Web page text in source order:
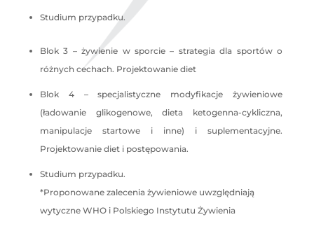
Studium przypadku.
Blok 3 – żywienie w sporcie – strategia dla sportów o
różnych cechach. Projektowanie diet
Blok 4 – specjalistyczne modyfikacje żywieniowe
(ładowanie glikogenowe, dieta ketogenna-cykliczna,
manipulacje startowe i inne) i suplementacyjne.
Projektowanie diet i postępowania.
Studium przypadku.
*Proponowane zalecenia żywieniowe uwzględniają
wytyczne WHO i Polskiego Instytutu Żywienia